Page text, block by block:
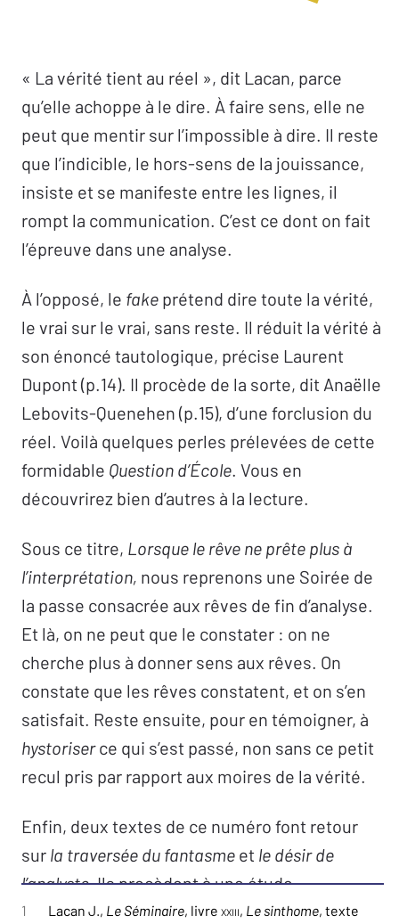
Le désir de l’analyste : « un désir inédit » ? –
Philippe Stasse
Écriture ◊ jouissance
Conférence à Bruxelles –Éric Laurent
« La vérité tient au réel », dit Lacan, parce
qu’elle achoppe à le dire. À faire sens, elle ne
peut que mentir sur l’impossible à dire. Il reste
que l’indicible, le hors-sens de la jouissance,
insiste et se manifeste entre les lignes, il
rompt la communication. C’est ce dont on fait
l’épreuve dans une analyse.
À l’opposé, le fake prétend dire toute la vérité,
le vrai sur le vrai, sans reste. Il réduit la vérité à
son énoncé tautologique, précise Laurent
Dupont (p.14). Il procède de la sorte, dit Anaëlle
Lebovits-Quenehen (p.15), d’une forclusion du
réel. Voilà quelques perles prélevées de cette
formidable Question d’École. Vous en
découvrirez bien d’autres à la lecture.
Sous ce titre, Lorsque le rêve ne prête plus à
l’interprétation, nous reprenons une Soirée de
la passe consacrée aux rêves de fin d’analyse.
Et là, on ne peut que le constater : on ne
cherche plus à donner sens aux rêves. On
constate que les rêves constatent, et on s’en
satisfait. Reste ensuite, pour en témoigner, à
hystoriserce qui s’est passé, non sans ce petit
recul pris par rapport aux moires de la vérité.
Enfin, deux textes de ce numéro font retour
sur la traversée du fantasme et le désir de
l’analyste.Ils procèdent à une étude
minutieuse des textes de Lacan à ce propos,
1 Lacan J., Le Séminaire, livre xxiii, Le sinthome, texte